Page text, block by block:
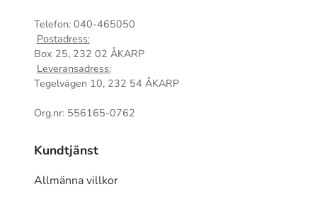
Telefon: 040-465050
Postadress:
Box 25, 232 02 ÅKARP
Leveransadress:
Tegelvägen 10, 232 54 ÅKARP
Org.nr: 556165-0762
Kundtjänst
Allmänna villkor